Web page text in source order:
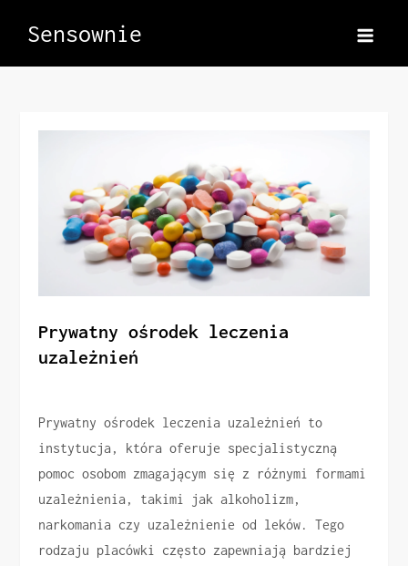
Sensownie
Prywatny ośrodek leczenia
uzależnień
Prywatny ośrodek leczenia uzależnień to
instytucja, która oferuje specjalistyczną
pomoc osobom zmagającym się z różnymi formami
uzależnienia, takimi jak alkoholizm,
narkomania czy uzależnienie od leków. Tego
rodzaju placówki często zapewniają bardziej